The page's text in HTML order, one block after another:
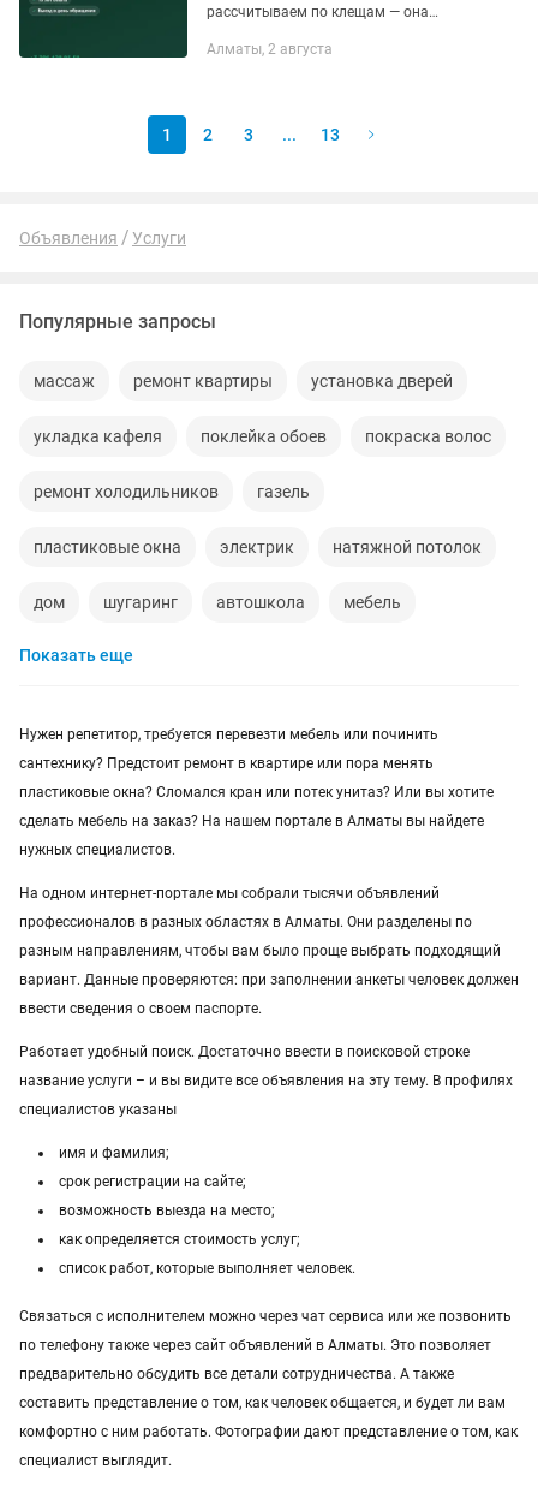
рассчитываем по клещам — она
уничтожает комаров, муравьёв и блох
Алматы, 2 августа
1 2 3 ... 13
Объявления Услуги
Популярные запросы
массаж ремонт квартиры установка дверей
укладка кафеля поклейка обоев покраска волос
ремонт холодильников газель
пластиковые окна электрик натяжной потолок
дом шугаринг автошкола мебель
ремонт телевизоров
мебель на заказ установка кондиционеров
уколы на дому вывоз мусора кредиты
ремонт стиральных машин
грузоперевозки газель курсы массажа
манипулятор тамада реставрация мебели
Показать еще
Нужен репетитор, требуется перевезти мебель или починить
сантехнику? Предстоит ремонт в квартире или пора менять
пластиковые окна? Сломался кран или потек унитаз? Или вы хотите
сделать мебель на заказ? На нашем портале в Алматы вы найдете
нужных специалистов.
На одном интернет-портале мы собрали тысячи объявлений
профессионалов в разных областях в Алматы. Они разделены по
разным направлениям, чтобы вам было проще выбрать подходящий
вариант. Данные проверяются: при заполнении анкеты человек должен
ввести сведения о своем паспорте.
Работает удобный поиск. Достаточно ввести в поисковой строке
название услуги – и вы видите все объявления на эту тему. В профилях
специалистов указаны
имя и фамилия;
срок регистрации на сайте;
возможность выезда на место;
как определяется стоимость услуг;
список работ, которые выполняет человек.
Связаться с исполнителем можно через чат сервиса или же позвонить
по телефону также через сайт объявлений в Алматы. Это позволяет
предварительно обсудить все детали сотрудничества. А также
составить представление о том, как человек общается, и будет ли вам
комфортно с ним работать. Фотографии дают представление о том, как
специалист выглядит.